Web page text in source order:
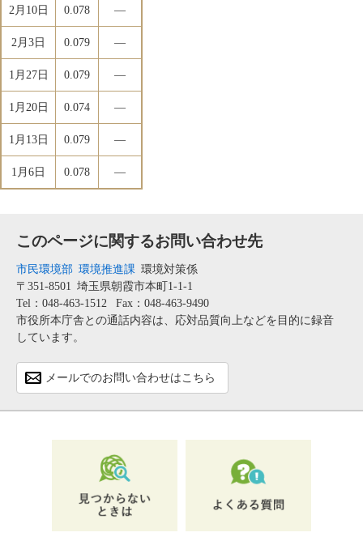
2月10日 0.078 ―
2月3日 0.079 ―
1月27日 0.079 ―
1月20日 0.074 ―
1月13日 0.079 ―
1月6日 0.078 ―
このページに関するお問い合わせ先
市民環境部 環境推進課 環境対策係
〒351-8501 埼玉県朝霞市本町1-1-1
Tel：048-463-1512
Fax：048-463-9490
市役所本庁舎との通話内容は、応対品質向上などを目的に録音
しています。
メールでのお問い合わせはこちら